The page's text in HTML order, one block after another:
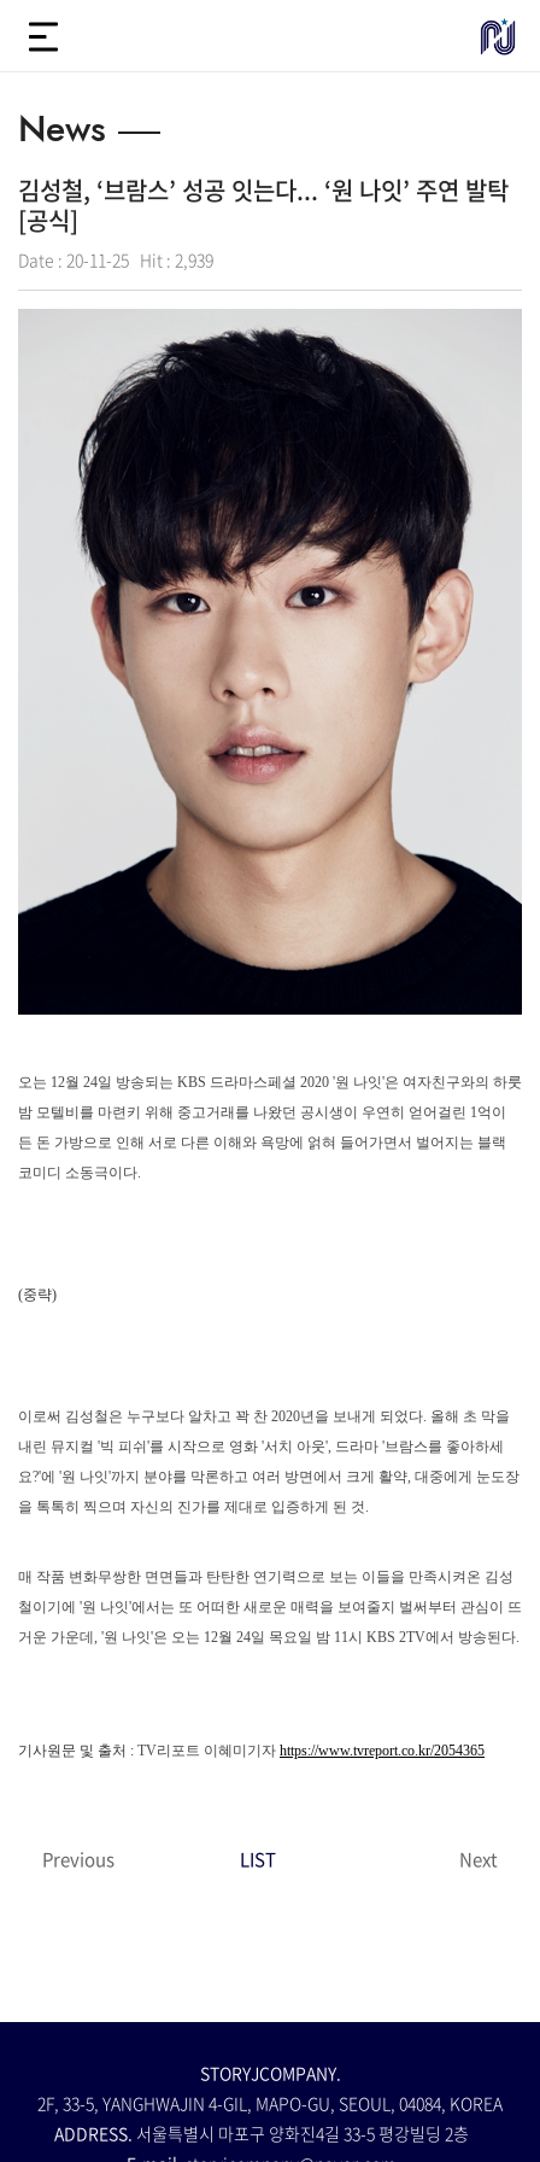
News
김성철, ‘브람스’ 성공 잇는다... ‘원 나잇’ 주연 발탁
[공식]
Date : 20-11-25 Hit : 2,939
오는 12월 24일 방송되는 KBS 드라마스페셜 2020 '원 나잇'은 여자친구와의 하룻
밤 모텔비를 마련키 위해 중고거래를 나왔던 공시생이 우연히 얻어걸린 1억이
든 돈 가방으로 인해 서로 다른 이해와 욕망에 얽혀 들어가면서 벌어지는 블랙
코미디 소동극이다.
(중략)
이로써 김성철은 누구보다 알차고 꽉 찬 2020년을 보내게 되었다. 올해 초 막을
내린 뮤지컬 '빅 피쉬'를 시작으로 영화 '서치 아웃', 드라마 '브람스를 좋아하세
요?'에 '원 나잇'까지 분야를 막론하고 여러 방면에서 크게 활약, 대중에게 눈도장
을 톡톡히 찍으며 자신의 진가를 제대로 입증하게 된 것.
매 작품 변화무쌍한 면면들과 탄탄한 연기력으로 보는 이들을 만족시켜온 김성
철이기에 '원 나잇'에서는 또 어떠한 새로운 매력을 보여줄지 벌써부터 관심이 뜨
거운 가운데, '원 나잇'은 오는 12월 24일 목요일 밤 11시 KBS 2TV에서 방송된다.
기사원문 및 출처 : TV리포트 이혜미기자 https://www.tvreport.co.kr/2054365
Previous LIST Next
STORYJCOMPANY.
2F, 33-5, YANGHWAJIN 4-GIL, MAPO-GU, SEOUL, 04084, KOREA
ADDRESS. 서울특별시 마포구 양화진4길 33-5 평강빌딩 2층